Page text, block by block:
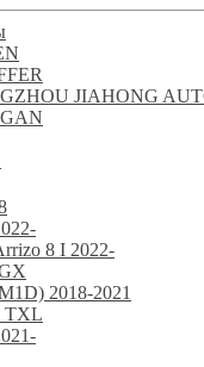
JIAHONG
8 I 2022-
2018-2021
TXL